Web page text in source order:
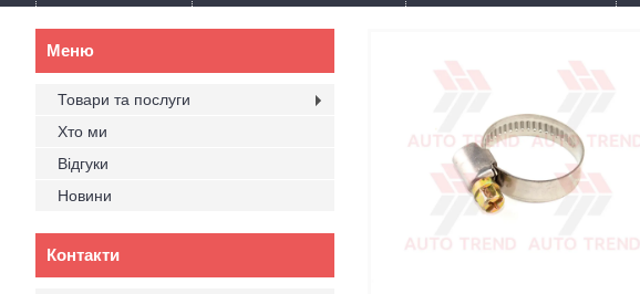
Товари та послуги
Хто ми
Відгуки
Новини
Контакти